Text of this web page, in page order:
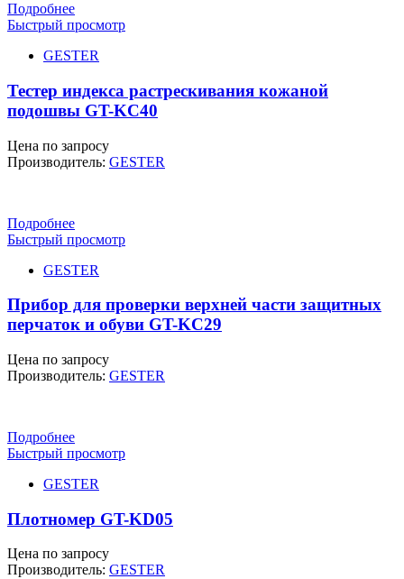
Подробнее
Быстрый просмотр
GESTER
Тестер индекса растрескивания кожаной
подошвы GT-KC40
Цена по запросу
Производитель: GESTER
Подробнее
Быстрый просмотр
GESTER
Прибор для проверки верхней части защитных
перчаток и обуви GT-KC29
Цена по запросу
Производитель: GESTER
Подробнее
Быстрый просмотр
GESTER
Плотномер GT-KD05
Цена по запросу
Производитель: GESTER